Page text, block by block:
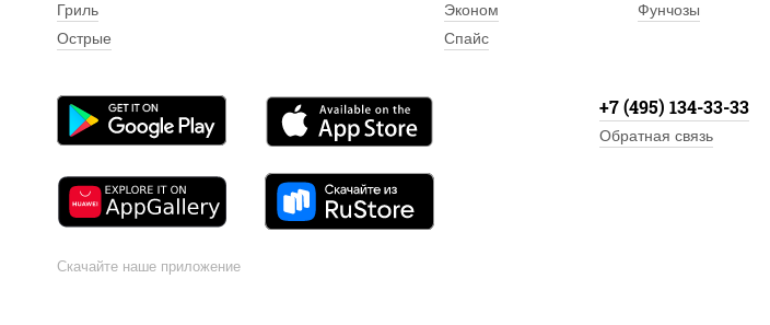
Гриль
Острые
Эконом
Спайс
Фунчозы
Скачайте наше приложение
+7 (495) 134-33-33
Обратная связь